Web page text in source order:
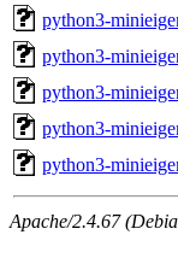
python3-
python3-
python3-
python3-
python3-
Apache/2.4.67